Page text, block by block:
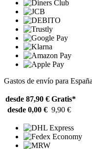
Gastos de envío para España
desde 87,90 € Gratis*
desde 0,00 € 9,90 €